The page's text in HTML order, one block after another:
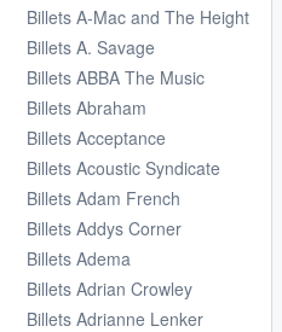
Billets A-Mac and The Height
Billets A. Savage
Billets ABBA The Music
Billets Abraham
Billets Acceptance
Billets Acoustic Syndicate
Billets Adam French
Billets Addys Corner
Billets Adema
Billets Adrian Crowley
Billets Adrianne Lenker